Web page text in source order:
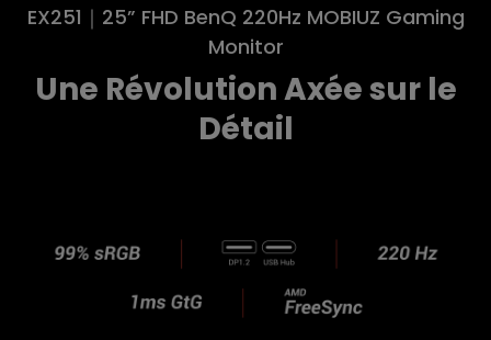
EX251｜25” FHD BenQ 220Hz MOBIUZ Gaming
Monitor
Une Révolution Axée sur le
Détail